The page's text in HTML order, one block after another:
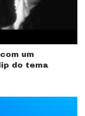
um
do tema